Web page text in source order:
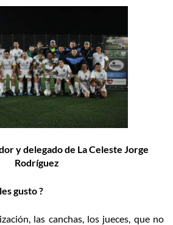
y delegado de La Celeste Jorge
Rodríguez
gusto ?
las canchas, los jueces, que no